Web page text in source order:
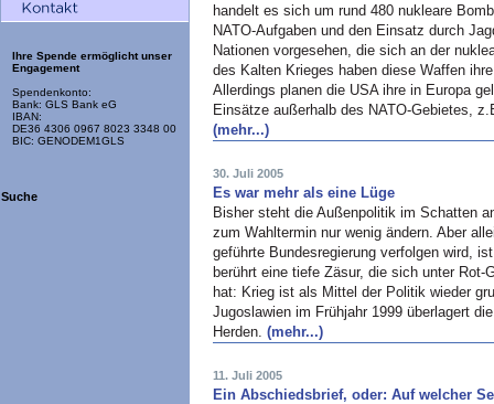
Ihre Spende ermöglicht unser
Engagement
Spendenkonto:
Bank: GLS Bank eG
IBAN:
DE36 4306 0967 8023 3348 00
BIC: GENODEM1GLS
Suche
handelt es sich um rund 480 nukleare
NATO-Aufgaben und den Einsatz durch
Nationen vorgesehen, die sich an der
des Kalten Krieges haben diese Waffen
Allerdings planen die USA ihre in Europa
Einsätze außerhalb des NATO-Gebietes,
(mehr...)
30. Juli 2005
Es war mehr als eine Lüge
Bisher steht die Außenpolitik im Schatten
zum Wahltermin nur wenig ändern. Aber
geführte Bundesregierung verfolgen wird,
berührt eine tiefe Zäsur, die sich unter
hat: Krieg ist als Mittel der Politik wieder
Jugoslawien im Frühjahr 1999 überlagert
Herden. (mehr...)
11. Juli 2005
Ein Abschiedsbrief, oder: Auf welcher